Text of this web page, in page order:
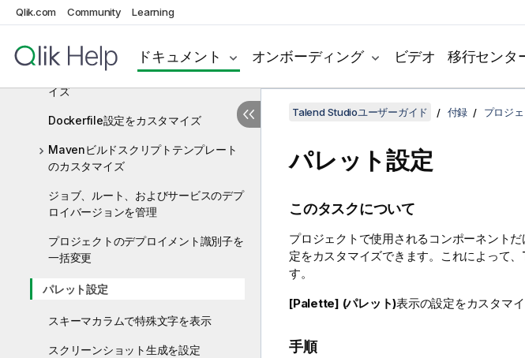
Qlik.com Community Learning
ドキュメント オンボーディング ビデオ 移行センタ
Talend Studioでルーチン用にJavaバ
ージョンを設定
シェルコマンドテンプレートをカスタマ
イズ
Dockerfile設定をカスタマイズ
Mavenビルドスクリプトテンプレート
のカスタマイズ
ジョブ、ルート、およびサービスのデプ
ロイバージョンを管理
プロジェクトのデプロイメント識別子を
一括変更
パレット設定
スキーマカラムで特殊文字を表示
スクリーンショット生成を設定
Talend Studioユーザーガイド 付録 プロジ
パレット設定
このタスクについて
プロジェクトで使用されるコンポーネントだ
定をカスタマイズできます。これによって、
す。
[Palette] (パレット)表示の設定をカスタマ
手順